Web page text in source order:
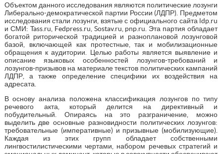
Объектом данного исследования являются политические лозунги
Либерально-демократической партии России (ЛДПР). Предметом
исследования стали лозунги, взятые с официального сайта ldp.ru
и СМИ: Tass.ru, Fedpress.ru, Sostav.ru, pnp.ru. Эта партия обладает
богатой риторической традицией и разноплановой лозунговой
базой, включающей как протестные, так и мобилизационные
обращения к аудитории. Целью работы является выявление и
описание языковых особенностей лозунгов-требований и
лозунгов-призывов на материале текстов политических кампаний
ЛДПР, а также определение специфики их воздействия на
адресата.
В основу анализа положена классификация лозунгов по типу
речевого акта, который делится на директивный и
побудительный. Опираясь на это разграничение, можно
выделить две основные разновидности политических лозунгов:
требовательные (императивные) и призывные (мобилизующие).
Каждая из этих групп обладает собственными
лингвостилистическими чертами, набором речевых стратегий и